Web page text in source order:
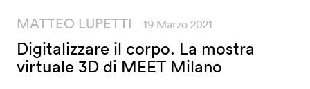
MATTEO LUPETTI 19 Marzo 2021
Digitalizzare il corpo. La mostra
virtuale 3D di MEET Milano